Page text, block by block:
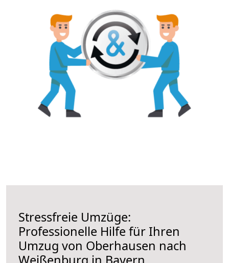
Stressfreie Umzüge:
Professionelle Hilfe für Ihren
Umzug von Oberhausen nach